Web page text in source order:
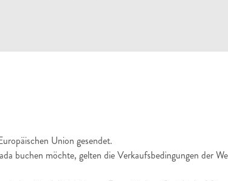
Union gesendet.
buchen möchte, gelten die Verkaufsbedingungen der